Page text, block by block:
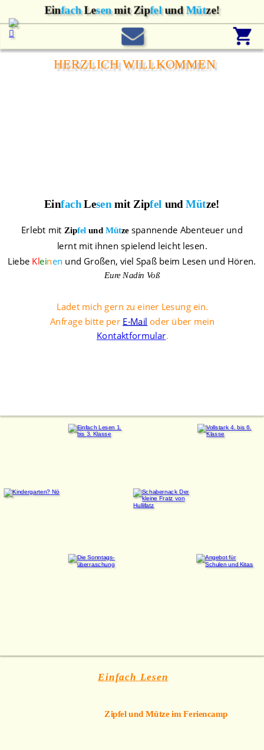
Zipfel und Mütze im Feriencamp
Einfach Lesen
Einfach Lesen mit Zipfel und Mütze!
Erlebt mit Zipfel und Mütze spannende Abenteuer und
lernt mit ihnen spielend leicht lesen.
Liebe Kleinen und Großen, viel Spaß beim Lesen und Hören.
Eure Nadin Voß
Ladet mich gern zu einer Lesung ein.
Anfrage bitte per E-Mail oder über mein
Kontaktformular.
HERZLICH WILLKOMMEN
Einfach Lesen mit Zipfel und Mütze!